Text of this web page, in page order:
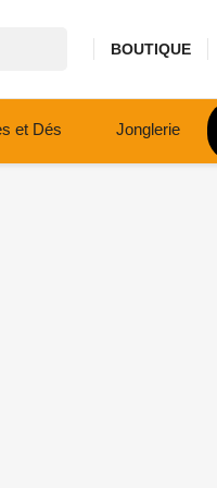
BOUTIQUE
et Dés Jonglerie